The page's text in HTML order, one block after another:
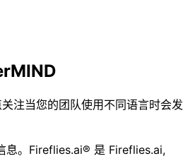
注当您的团队使用不同语言时会发
息。Fireflies.ai® 是 Fireflies.ai,